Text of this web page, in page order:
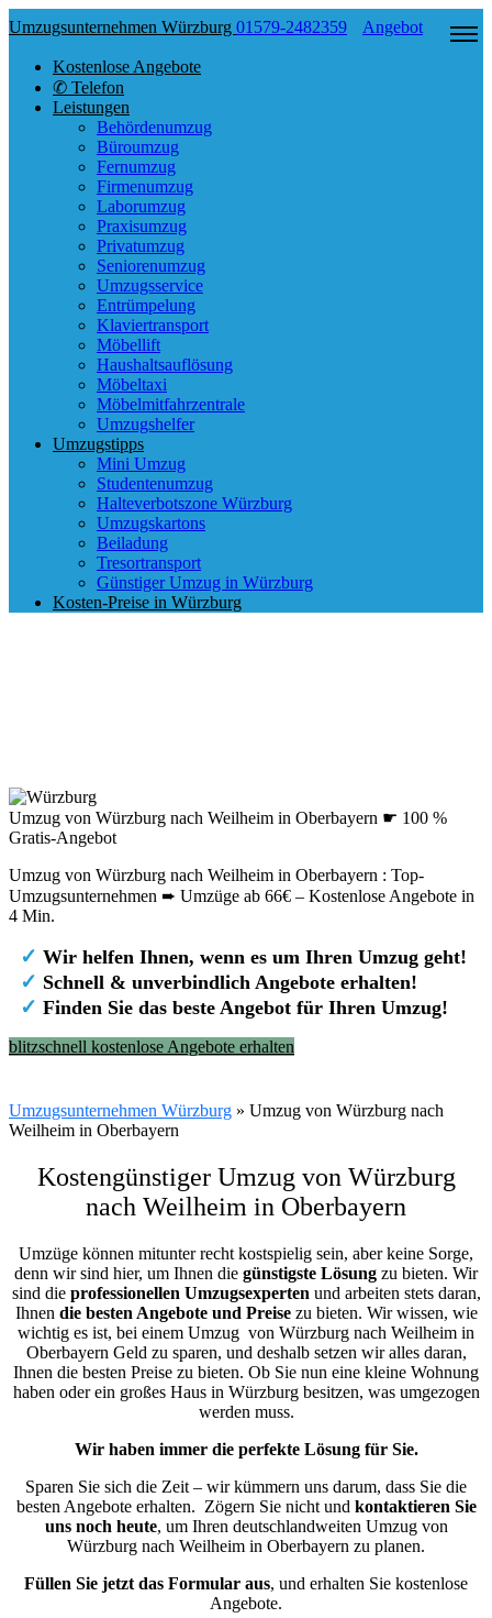
Umzugsunternehmen Würzburg 01579-2482359 Angebot
Kostenlose Angebote
✆ Telefon
Leistungen
Behördenumzug
Büroumzug
Fernumzug
Firmenumzug
Laborumzug
Praxisumzug
Privatumzug
Seniorenumzug
Umzugsservice
Entrümpelung
Klaviertransport
Möbellift
Haushaltsauflösung
Möbeltaxi
Möbelmitfahrzentrale
Umzugshelfer
Umzugstipps
Mini Umzug
Studentenumzug
Halteverbotszone Würzburg
Umzugskartons
Beiladung
Tresortransport
Günstiger Umzug in Würzburg
Kosten-Preise in Würzburg
Umzug von Würzburg nach Weilheim in Oberbayern ☛ 100 %
Gratis-Angebot
Umzug von Würzburg nach Weilheim in Oberbayern : Top-
Umzugsunternehmen ➨ Umzüge ab 66€ – Kostenlose Angebote in
4 Min.
✓ Wir helfen Ihnen, wenn es um Ihren Umzug geht!
✓ Schnell & unverbindlich Angebote erhalten!
✓ Finden Sie das beste Angebot für Ihren Umzug!
blitzschnell kostenlose Angebote erhalten
Umzugsunternehmen Würzburg » Umzug von Würzburg nach
Weilheim in Oberbayern
Kostengünstiger Umzug von Würzburg
nach Weilheim in Oberbayern
Umzüge können mitunter recht kostspielig sein, aber keine Sorge,
denn wir sind hier, um Ihnen die günstigste Lösung zu bieten. Wir
sind die professionellen Umzugsexperten und arbeiten stets daran,
Ihnen die besten Angebote und Preisezu bieten. Wir wissen, wie
wichtig es ist, bei einem Umzug von Würzburg nach Weilheim in
Oberbayern Geld zu sparen, und deshalb setzen wir alles daran,
Ihnen die besten Preise zu bieten. Ob Sie nun eine kleine Wohnung
haben oder ein großes Haus in Würzburg besitzen, was umgezogen
werden muss.
Wir haben immer die perfekte Lösung für Sie.
Sparen Sie sich die Zeit – wir kümmern uns darum, dass Sie die
besten Angebote erhalten. Zögern Sie nicht und kontaktieren Sie
uns noch heute, um Ihren deutschlandweiten Umzug von
Würzburg nach Weilheim in Oberbayern zu planen.
Füllen Sie jetzt das Formular aus, und erhalten Sie kostenlose
Angebote.